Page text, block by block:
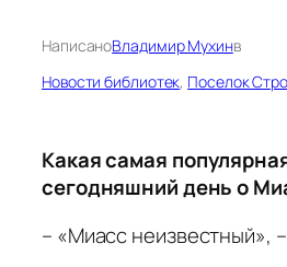
НаписаноВладимир Мухинв
Новости библиотек, Поселок
Какая самая
сегодняшний день о
– «Миасс неизвестный»,